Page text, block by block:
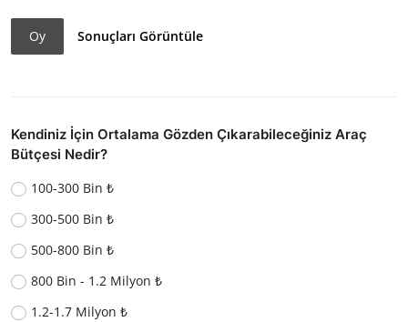
Oy Sonuçları Görüntüle
Kendiniz İçin Ortalama Gözden Çıkarabileceğiniz Araç
Bütçesi Nedir?
100-300 Bin ₺
300-500 Bin ₺
500-800 Bin ₺
800 Bin - 1.2 Milyon ₺
1.2-1.7 Milyon ₺